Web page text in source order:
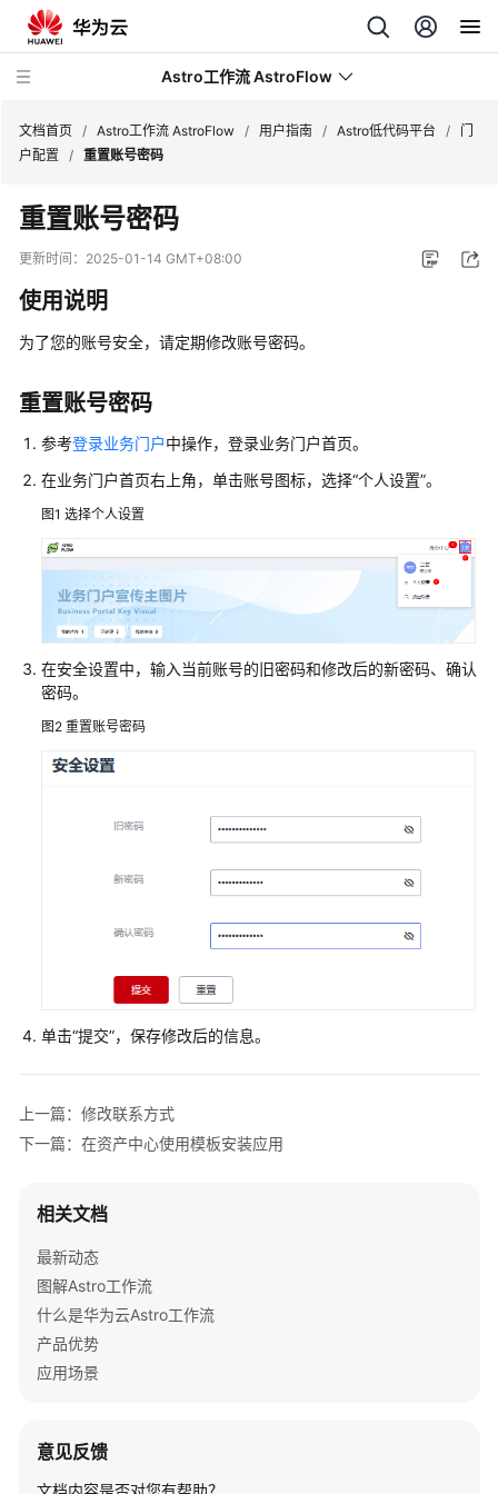
Astro工作流 AstroFlow
最
新
动
品
绍
计
费
明
快
门
用
户
南
AstroFlow
授
用
AstroFlow
限
购
买
AstroFlow
实
例
建
业
文档首页 / Astro工作流 AstroFlow / 用户指南 / Astro低代码平台 /
门
户配置
/ 重置账号密码
重置账号密码
更新时间： 2025-01-14 GMT+08:00
使用说明
为了您的账号安全，请定期修改账号密码。
重置账号密码
参考登录业务门户中操作，登录业务门户首页。
在业务门户首页右上角，单击账号图标，选择“个人设置”。
图1 选择个人设置
在安全设置中，输入当前账号的旧密码和修改后的新密码、确认
密码。
图2 重置账号密码
单击“提交”，保存修改后的信息。
上一篇：修改联系方式
下一篇：在资产中心使用模板安装应用
相关文档
最新动态
图解Astro工作流
什么是华为云Astro工作流
产品优势
应用场景
意见反馈
文档内容是否对您有帮助？